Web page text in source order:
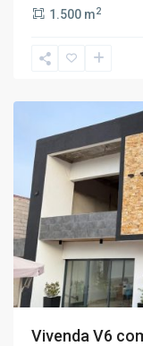
1.500 m2
Vivenda V6